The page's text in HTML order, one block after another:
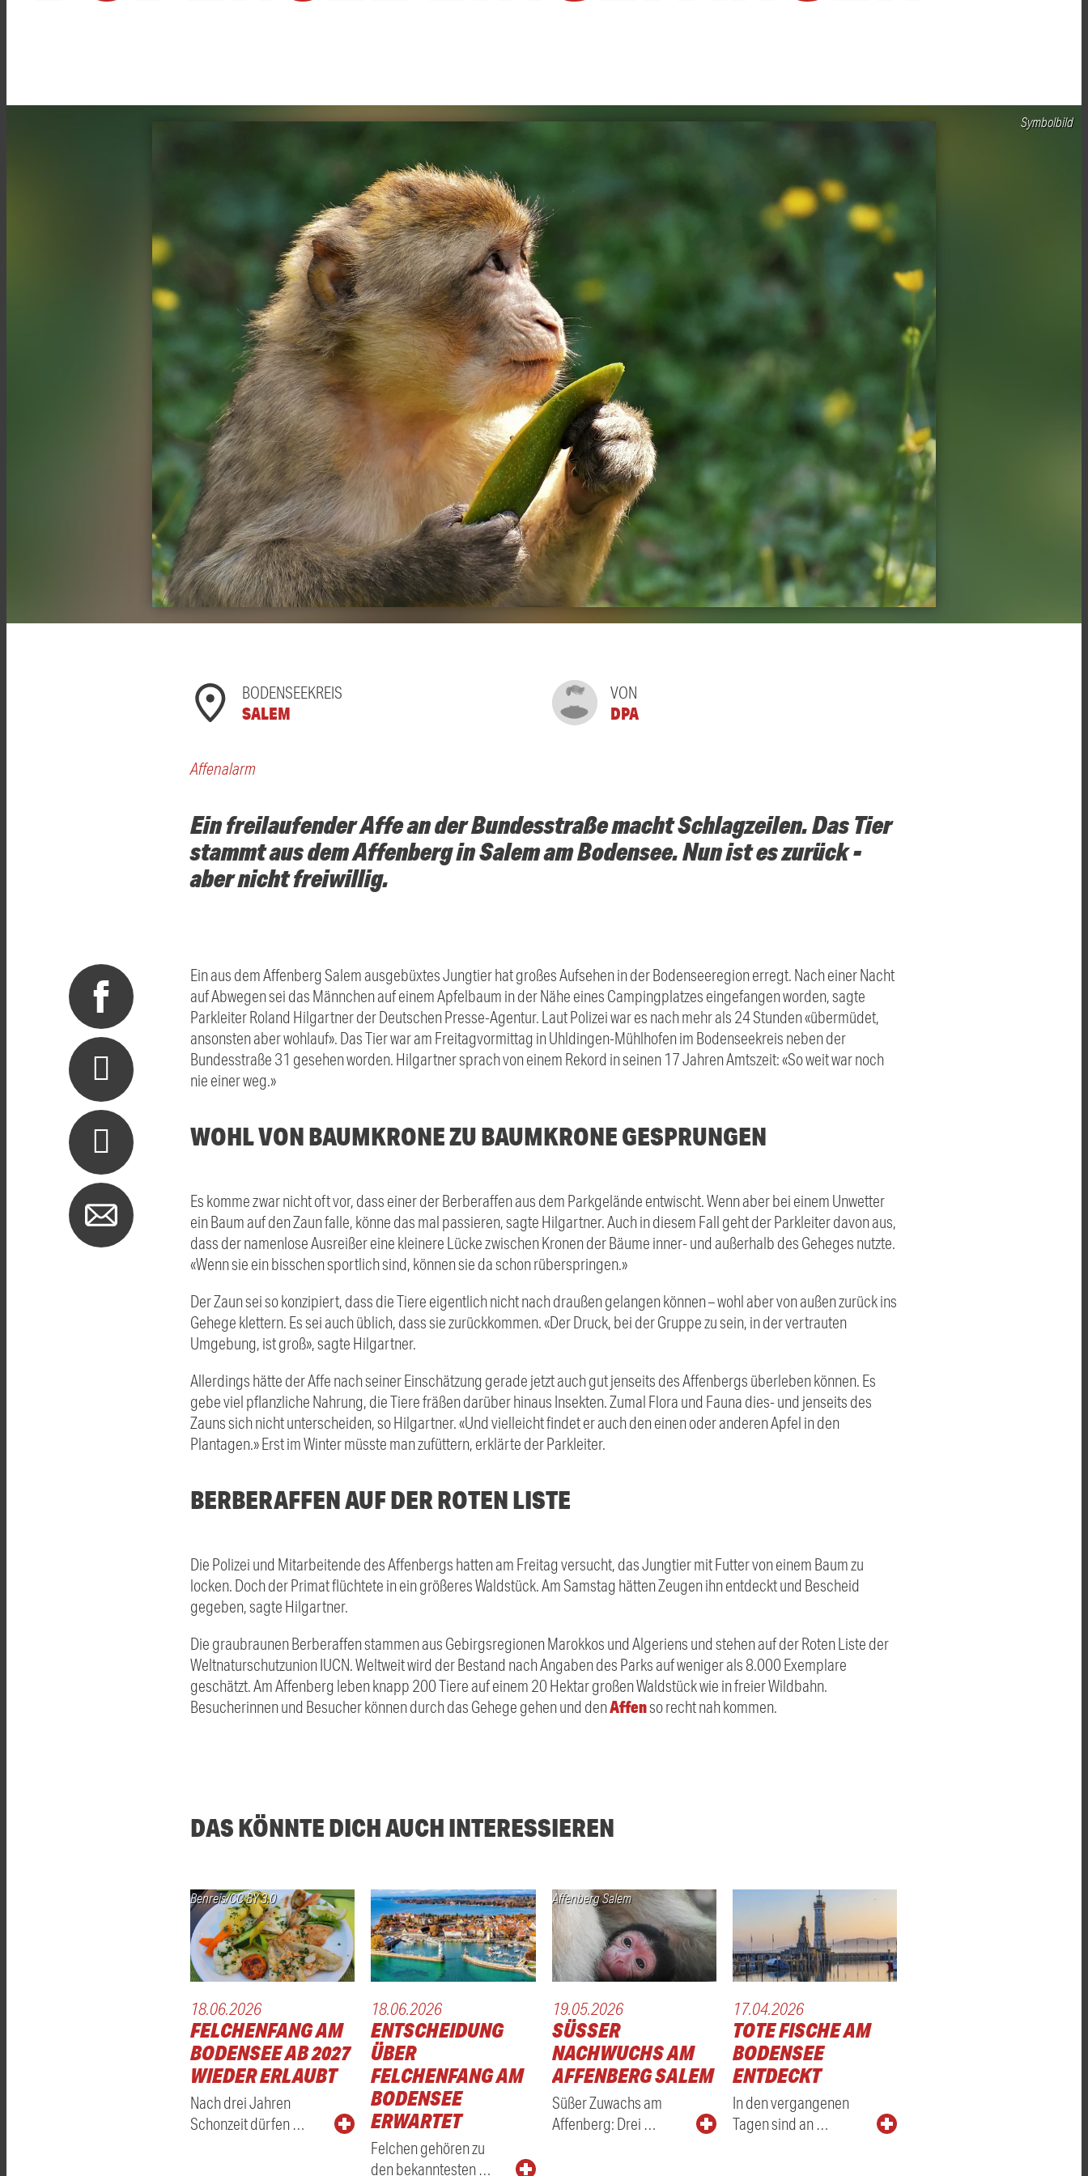
Symbolbild
BODENSEEKREIS
SALEM
VON
DPA
Affenalarm
Ein freilaufender Affe an der Bundesstraße macht Schlagzeilen. Das Tier
stammt aus dem Affenberg in Salem am Bodensee. Nun ist es zurück -
aber nicht freiwillig.
Ein aus dem Affenberg Salem ausgebüxtes Jungtier hat großes Aufsehen in der Bodenseeregion erregt. Nach einer Nacht
auf Abwegen sei das Männchen auf einem Apfelbaum in der Nähe eines Campingplatzes eingefangen worden, sagte
Parkleiter Roland Hilgartner der Deutschen Presse-Agentur. Laut Polizei war es nach mehr als 24 Stunden «übermüdet,
ansonsten aber wohlauf». Das Tier war am Freitagvormittag in Uhldingen-Mühlhofen im Bodenseekreis neben der
Bundesstraße 31 gesehen worden. Hilgartner sprach von einem Rekord in seinen 17 Jahren Amtszeit: «So weit war noch
nie einer weg.»
WOHL VON BAUMKRONE ZU BAUMKRONE GESPRUNGEN
Es komme zwar nicht oft vor, dass einer der Berberaffen aus dem Parkgelände entwischt. Wenn aber bei einem Unwetter
ein Baum auf den Zaun falle, könne das mal passieren, sagte Hilgartner. Auch in diesem Fall geht der Parkleiter davon aus,
dass der namenlose Ausreißer eine kleinere Lücke zwischen Kronen der Bäume inner- und außerhalb des Geheges nutzte.
«Wenn sie ein bisschen sportlich sind, können sie da schon rüberspringen.»
Der Zaun sei so konzipiert, dass die Tiere eigentlich nicht nach draußen gelangen können – wohl aber von außen zurück ins
Gehege klettern. Es sei auch üblich, dass sie zurückkommen. «Der Druck, bei der Gruppe zu sein, in der vertrauten
Umgebung, ist groß», sagte Hilgartner.
Allerdings hätte der Affe nach seiner Einschätzung gerade jetzt auch gut jenseits des Affenbergs überleben können. Es
gebe viel pflanzliche Nahrung, die Tiere fräßen darüber hinaus Insekten. Zumal Flora und Fauna dies- und jenseits des
Zauns sich nicht unterscheiden, so Hilgartner. «Und vielleicht findet er auch den einen oder anderen Apfel in den
Plantagen.» Erst im Winter müsste man zufüttern, erklärte der Parkleiter.
BERBERAFFEN AUF DER ROTEN LISTE
Die Polizei und Mitarbeitende des Affenbergs hatten am Freitag versucht, das Jungtier mit Futter von einem Baum zu
locken. Doch der Primat flüchtete in ein größeres Waldstück. Am Samstag hätten Zeugen ihn entdeckt und Bescheid
gegeben, sagte Hilgartner.
Die graubraunen Berberaffen stammen aus Gebirgsregionen Marokkos und Algeriens und stehen auf der Roten Liste der
Weltnaturschutzunion IUCN. Weltweit wird der Bestand nach Angaben des Parks auf weniger als 8.000 Exemplare
geschätzt. Am Affenberg leben knapp 200 Tiere auf einem 20 Hektar großen Waldstück wie in freier Wildbahn.
Besucherinnen und Besucher können durch das Gehege gehen und denAffenso recht nah kommen.
DAS KÖNNTE DICH AUCH INTERESSIEREN
Benreis/CC BY 3.0
18.06.2026
FELCHENFANG AM
BODENSEE AB 2027
WIEDER ERLAUBT
Nach drei Jahren
Schonzeit dürfen …
18.06.2026
ENTSCHEIDUNG
ÜBER
FELCHENFANG AM
BODENSEE
ERWARTET
Felchen gehören zu
den bekanntesten …
Affenberg Salem
19.05.2026
SÜSSER N
ACHWUCHS AM A
FFENBERG SALEM
Süßer Zuwachs am
Affenberg: Drei …
17.04.2026
TOTE FISCHE AM
BODENSEE
ENTDECKT
In den vergangenen
Tagen sind an …